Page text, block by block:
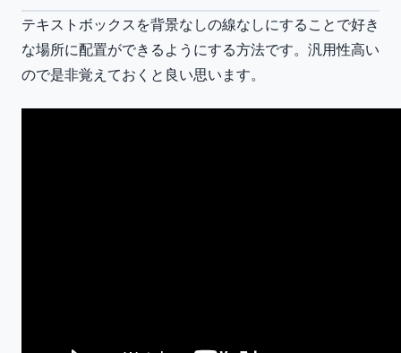
テキストボックスを背景なしの線なしにすることで好き
な場所に配置ができるようにする方法です。汎用性高い
ので是非覚えておくと良い思います。